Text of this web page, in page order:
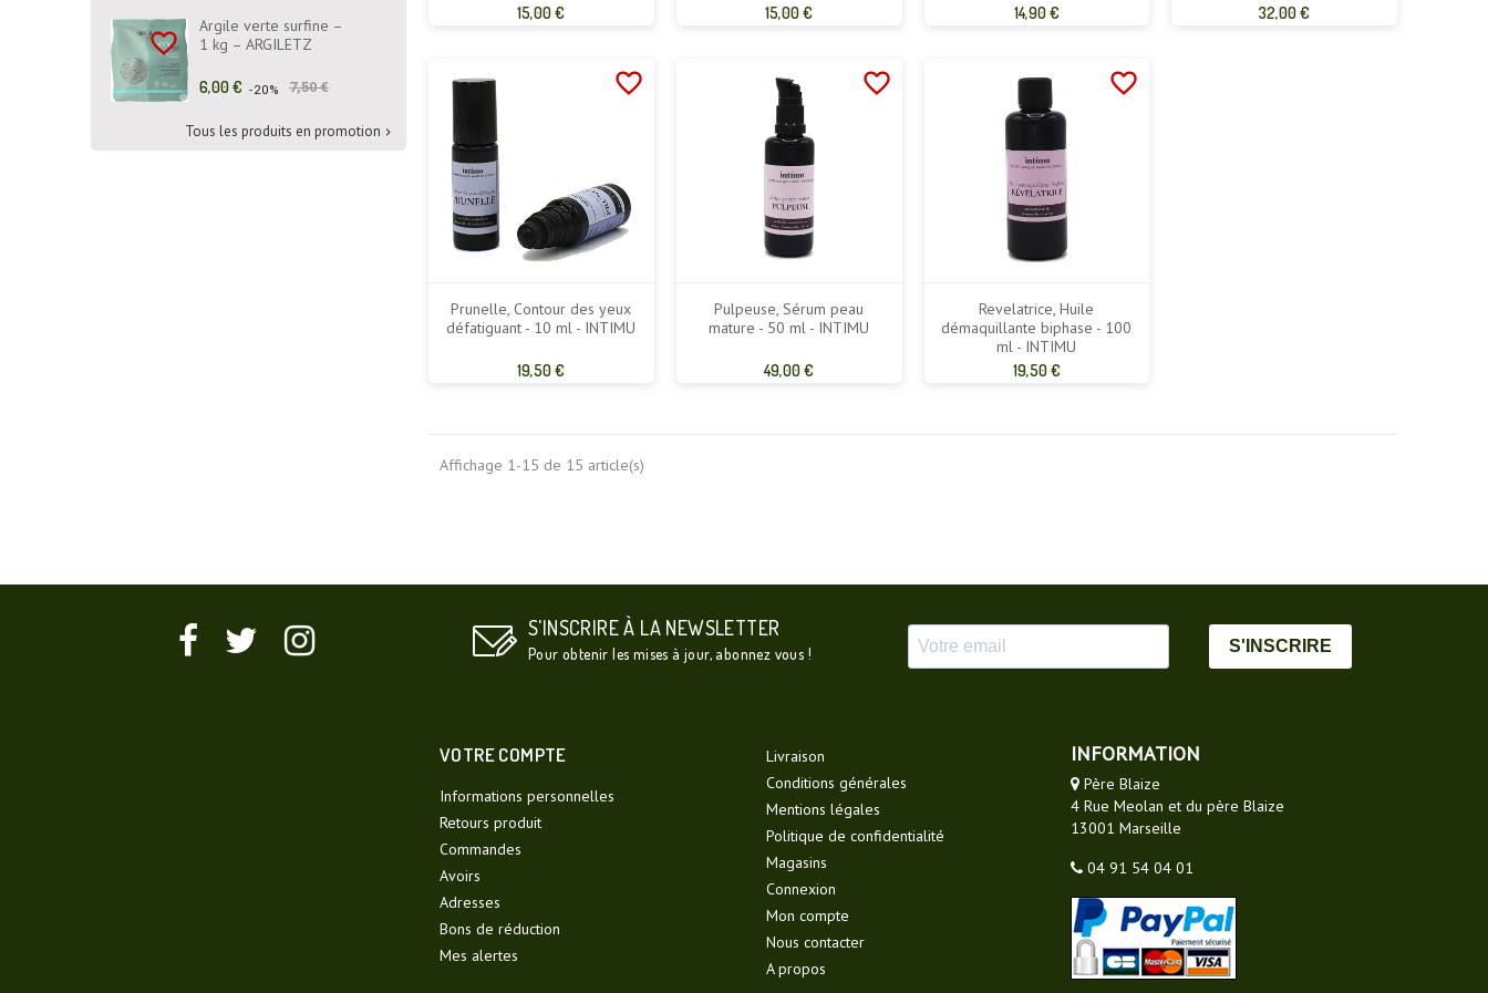
favorite_border
Argile verte surfine –
1 kg – ARGILETZ
Prix
base
6,00 € -20% Prix
7,50 €
Tous les produits en promotion 
Prix
15,00 €
Prix
15,00 €
Prix
14,90 €
Prix
32,00 €
favorite_border
Prunelle, Contour des yeux
défatiguant - 10 ml - INTIMU
Prix
19,50 €
favorite_border
Pulpeuse, Sérum peau
mature - 50 ml - INTIMU
Prix
49,00 €
favorite_border
Revelatrice, Huile
démaquillante biphase - 100
ml - INTIMU
Prix
19,50 €
Affichage 1-15 de 15 article(s)
S'INSCRIRE À LA NEWSLETTER
Pour obtenir les mises à jour, abonnez vous ! S'INSCRIRE
VOTRE COMPTE
Informations personnelles
Retours produit
Commandes
Avoirs
Adresses
Bons de réduction
Mes alertes
Livraison
Conditions générales
Mentions légales
Politique de confidentialité
Magasins
Connexion
Mon compte
Nous contacter
A propos
INFORMATION
Père Blaize
4 Rue Meolan et du père Blaize
13001 Marseille
04 91 54 04 01